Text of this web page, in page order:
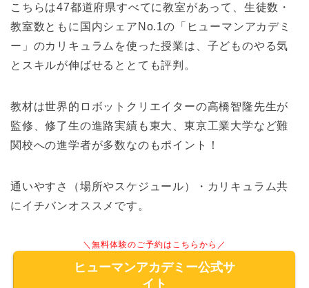
こちらは47都道府県すべてに教室があって、生徒数・
教室数ともに国内シェアNo.1の「ヒューマンアカデミ
ー」のカリキュラムを使った授業は、子どものやる気
とスキルが伸ばせるととても評判。
教材は世界的ロボットクリエイターの高橋智隆先生が
監修、修了生の進路実績も東大、東京工業大学など難
関校への進学者が多数なのもポイント！
通いやすさ（場所やスケジュール）・カリキュラム共
にイチバンオススメです。
＼無料体験のご予約はこちらから／
ヒューマンアカデミー公式サ
イト